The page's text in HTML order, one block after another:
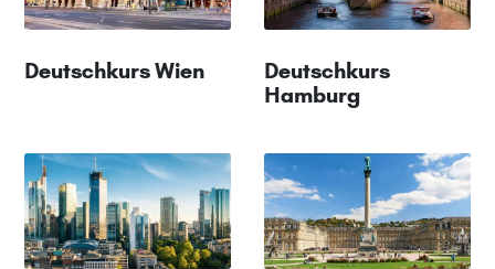
Deutschkurs Wien
Deutschkurs
Hamburg